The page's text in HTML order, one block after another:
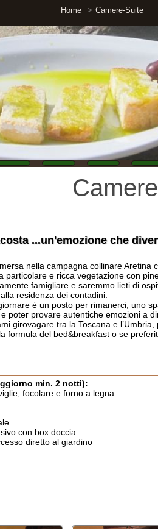
Camere-Suite
Camere
che diventa
campagna collinare Aretina con
e ricca vegetazione con pineta, bosco,
e saremmo lieti di ospitarvi, in
dei contadini.
un posto per rimanerci, uno spazio
autentiche emozioni a diretto
tra la Toscana e l’Umbria, per una
del bed&breakfast o se preferite con la
box doccia
al giardino